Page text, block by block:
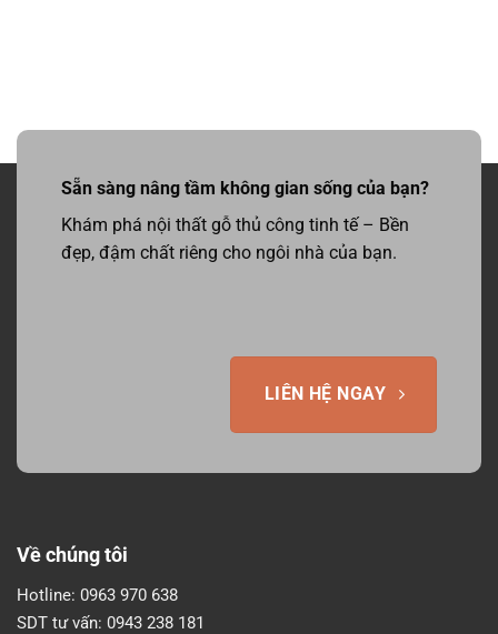
Sẵn sàng nâng tầm không gian sống của bạn?
Khám phá nội thất gỗ thủ công tinh tế – Bền
đẹp, đậm chất riêng cho ngôi nhà của bạn.
LIÊN HỆ NGAY
Về chúng tôi
Hotline: 0963 970 638
SDT tư vấn: 0943 238 181